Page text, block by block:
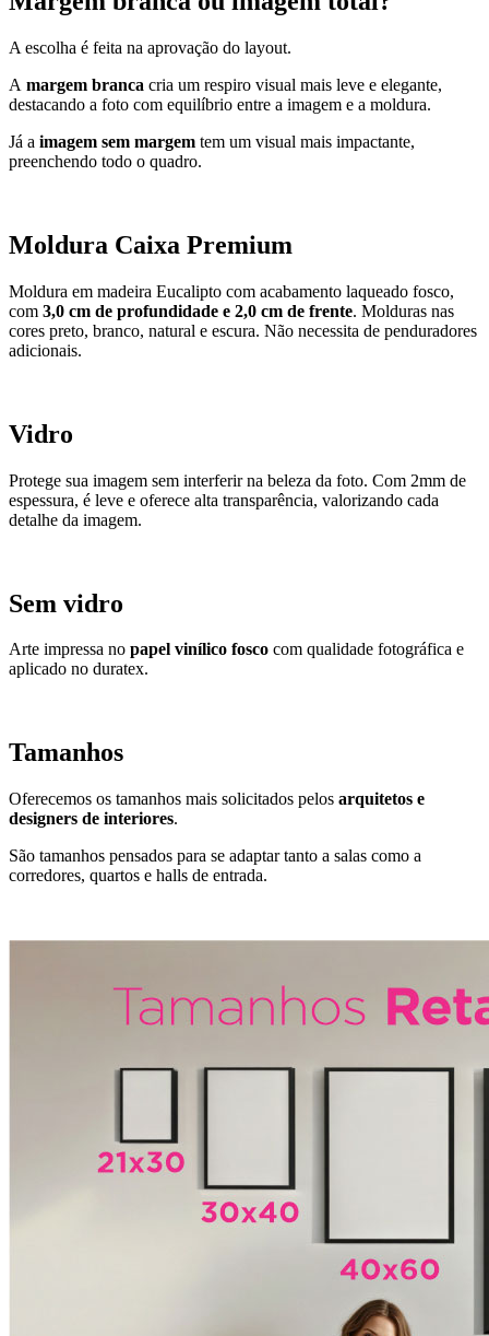
A escolha é feita na aprovação do layout.
A margem branca cria um respiro visual mais leve e elegante,
destacando a foto com equilíbrio entre a imagem e a moldura.
Já a imagem sem margem tem um visual mais impactante,
preenchendo todo o quadro.
Moldura Caixa Premium
Moldura em madeira Eucalipto com acabamento laqueado fosco,
com 3,0 cm de profundidade e 2,0 cm de frente. Molduras nas
cores preto, branco, natural e escura. Não necessita de penduradores
adicionais.
Vidro
Protege sua imagem sem interferir na beleza da foto. Com 2mm de
espessura, é leve e oferece alta transparência, valorizando cada
detalhe da imagem.
Sem vidro
Arte impressa no papel vinílico fosco com qualidade fotográfica e
aplicado no duratex.
Tamanhos
Oferecemos os tamanhos mais solicitados pelos arquitetos e
designers de interiores.
São tamanhos pensados para se adaptar tanto a salas como a
corredores, quartos e halls de entrada.